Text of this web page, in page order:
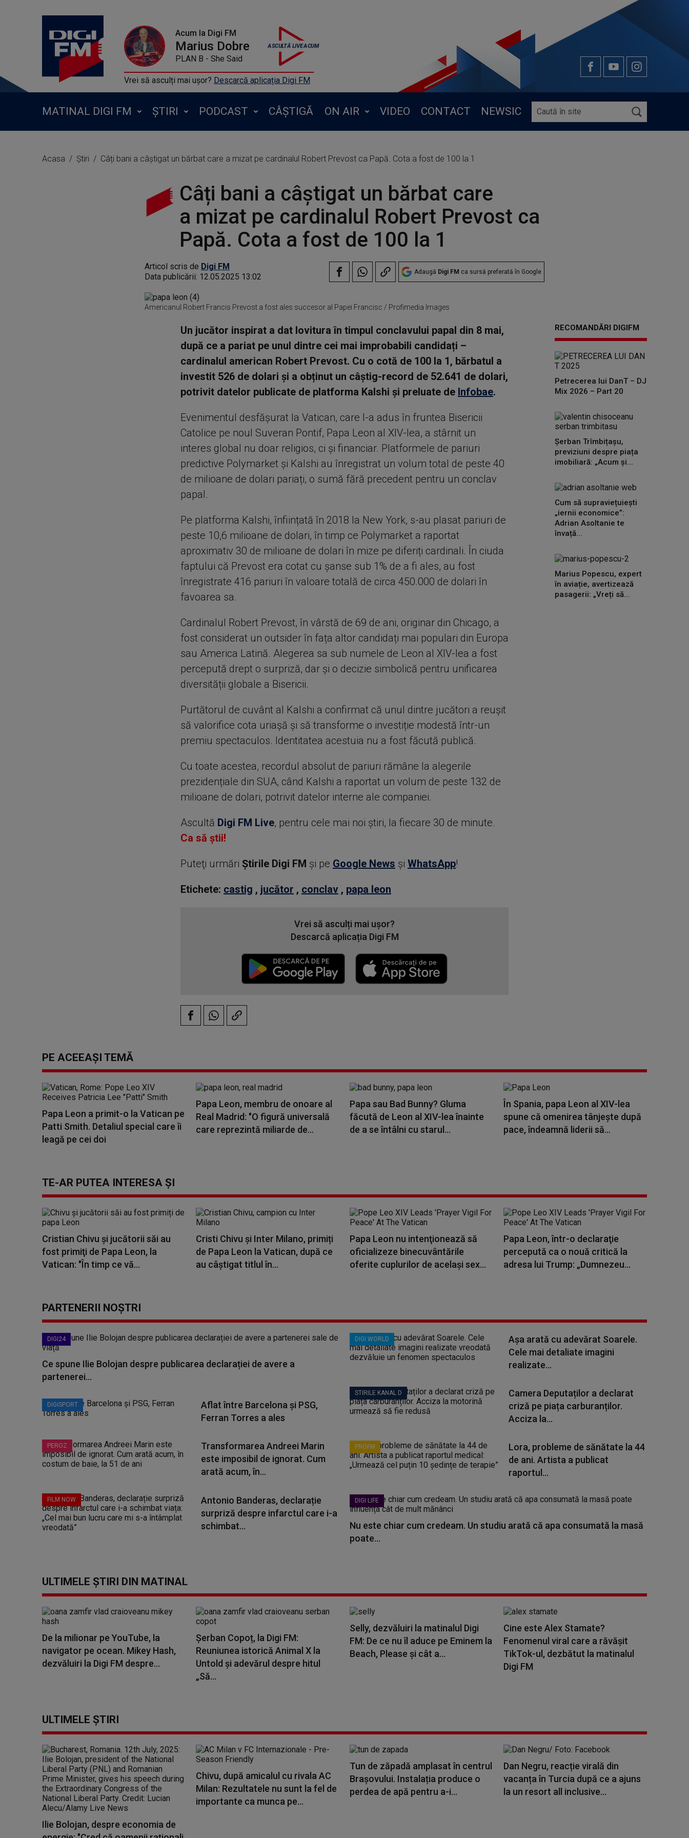
Acum la Digi FM
Marius Dobre
PLAN B - She Said
Vrei să asculți mai ușor? Descarcă aplicația Digi FM
MATINAL DIGI FM ȘTIRI PODCAST CÂȘTIGĂ ON AIR VIDEO CONTACT NEWSIC
Acasa Știri Câți bani a câștigat un bărbat care a mizat pe cardinalul Robert Prevost ca Papă. Cota a fost de 100 la 1
Câți bani a câștigat un bărbat care
a mizat pe cardinalul Robert Prevost ca
Papă. Cota a fost de 100 la 1
Articol scris de Digi FM
Data publicării: 12.05.2025 13:02 Adaugă Digi FM ca sursă preferată în Google
Americanul Robert Francis Prevost a fost ales succesor al Papei Francisc / Profimedia Images
Un jucător inspirat a dat lovitura în timpul conclavului papal din 8 mai,
după ce a pariat pe unul dintre cei mai improbabili candidați –
cardinalul american Robert Prevost. Cu o cotă de 100 la 1, bărbatul a
investit 526 de dolari și a obținut un câștig-record de 52.641 de dolari,
potrivit datelor publicate de platforma Kalshi și preluate de Infobae.
Evenimentul desfășurat la Vatican, care l-a adus în fruntea Bisericii
Catolice pe noul Suveran Pontif, Papa Leon al XIV-lea, a stârnit un
interes global nu doar religios, ci și financiar. Platformele de pariuri
predictive Polymarket și Kalshi au înregistrat un volum total de peste 40
de milioane de dolari pariați, o sumă fără precedent pentru un conclav
papal.
Pe platforma Kalshi, înființată în 2018 la New York, s-au plasat pariuri de
peste 10,6 milioane de dolari, în timp ce Polymarket a raportat
aproximativ 30 de milioane de dolari în mize pe diferiți cardinali. În ciuda
faptului că Prevost era cotat cu șanse sub 1% de a fi ales, au fost
înregistrate 416 pariuri în valoare totală de circa 450.000 de dolari în
favoarea sa.
Cardinalul Robert Prevost, în vârstă de 69 de ani, originar din Chicago, a
fost considerat un outsider în fața altor candidați mai populari din Europa
sau America Latină. Alegerea sa sub numele de Leon al XIV-lea a fost
percepută drept o surpriză, dar și o decizie simbolică pentru unificarea
diversității globale a Bisericii.
Purtătorul de cuvânt al Kalshi a confirmat că unul dintre jucători a reușit
să valorifice cota uriașă și să transforme o investiție modestă într-un
premiu spectaculos. Identitatea acestuia nu a fost făcută publică.
Cu toate acestea, recordul absolut de pariuri rămâne la alegerile
prezidențiale din SUA, când Kalshi a raportat un volum de peste 132 de
milioane de dolari, potrivit datelor interne ale companiei.
Ascultă Digi FM Live, pentru cele mai noi știri, la fiecare 30 de minute.
Ca să știi!
Puteţi urmări Știrile Digi FM şi pe Google News şi WhatsApp!
Etichete: castig , jucător , conclav, papa leon
Vrei să asculți mai ușor?
Descarcă aplicația Digi FM
RECOMANDĂRI DIGIFM
Petrecerea lui DanT – DJ
Mix 2026 – Part 20
Șerban Trîmbițașu,
previziuni despre piața
imobiliară: „Acum și...
Cum să supraviețuiești
„iernii economice”:
Adrian Asoltanie te
învață...
Marius Popescu, expert
în aviație, avertizează
pasagerii: „Vreți să...
PE ACEEAȘI TEMĂ
Papa Leon a primit-o la Vatican pe
Patti Smith. Detaliul special care îi
leagă pe cei doi
Papa Leon, membru de onoare al
Real Madrid: "O figură universală
care reprezintă miliarde de...
Papa sau Bad Bunny? Gluma
făcută de Leon al XIV-lea înainte
de a se întâlni cu starul...
În Spania, papa Leon al XIV-lea
spune că omenirea tânjeşte după
pace, îndeamnă liderii să...
TE-AR PUTEA INTERESA ȘI
Cristian Chivu şi jucătorii săi au
fost primiţi de Papa Leon, la
Vatican: "În timp ce vă...
Cristi Chivu și Inter Milano, primiți
de Papa Leon la Vatican, după ce
au câștigat titlul în...
Papa Leon nu intenţionează să
oficializeze binecuvântările
oferite cuplurilor de acelaşi sex...
Papa Leon, într-o declaraţie
percepută ca o nouă critică la
adresa lui Trump: „Dumnezeu...
PARTENERII NOȘTRI
DIGI24
Ce spune Ilie Bolojan despre publicarea declarației de avere a
partenerei...
DIGISPORT
Aflat între Barcelona și PSG,
Ferran Torres a ales
PEROZ
Transformarea Andreei Marin
este imposibil de ignorat. Cum
arată acum, în...
FILM NOW
Antonio Banderas, declarație
surpriză despre infarctul care i-a
schimbat...
DIGI WORLD
Așa arată cu adevărat Soarele.
Cele mai detaliate imagini
realizate...
STIRILE KANAL D
Camera Deputaților a declarat
criză pe piața carburanților.
Acciza la...
PROFM
Lora, probleme de sănătate la 44
de ani. Artista a publicat
raportul...
DIGI LIFE
Nu este chiar cum credeam. Un studiu arată că apa consumată la masă
poate...
ULTIMELE ȘTIRI DIN MATINAL
De la milionar pe YouTube, la
navigator pe ocean. Mikey Hash,
dezvăluiri la Digi FM despre...
Șerban Copoț, la Digi FM:
Reuniunea istorică Animal X la
Untold și adevărul despre hitul
„Să...
Selly, dezvăluiri la matinalul Digi
FM: De ce nu îl aduce pe Eminem la
Beach, Please și cât a...
Cine este Alex Stamate?
Fenomenul viral care a răvășit
TikTok-ul, dezbătut la matinalul
Digi FM
ULTIMELE ȘTIRI
Ilie Bolojan, despre economia de
Chivu, după amicalul cu rivala AC
Milan: Rezultatele nu sunt la fel de
importante ca munca pe...
Tun de zăpadă amplasat în centrul
Brașovului. Instalația produce o
perdea de apă pentru a-i...
Dan Negru, reacție virală din
vacanța în Turcia după ce a ajuns
la un resort all inclusive...